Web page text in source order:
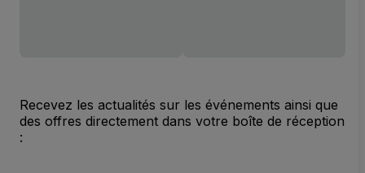
Recevez les actualités sur les événements ainsi que
des offres directement dans votre boîte de réception
: